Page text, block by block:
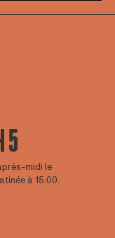
5
midi le
à 15:00.